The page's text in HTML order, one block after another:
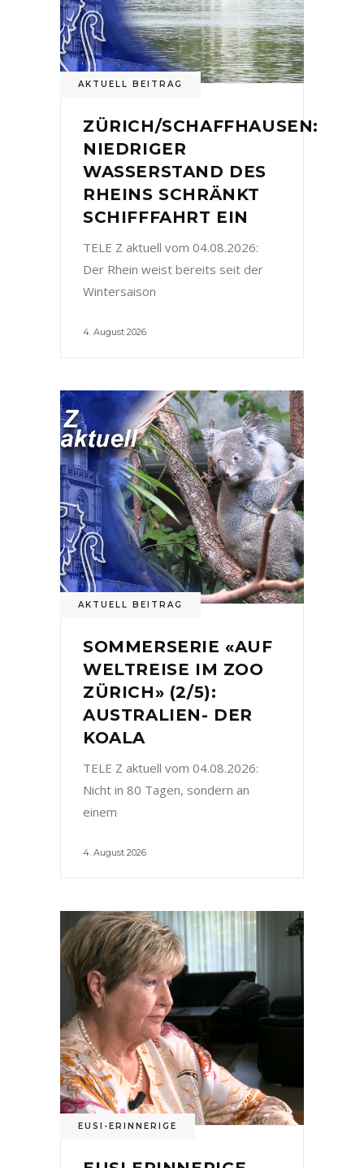
AKTUELL BEITRAG
ZÜRICH/SCHAFFHAUSEN:
NIEDRIGER
WASSERSTAND DES
RHEINS SCHRÄNKT
SCHIFFFAHRT EIN
TELE Z aktuell vom 04.08.2026:
Der Rhein weist bereits seit der
Wintersaison
4. August 2026
AKTUELL BEITRAG
SOMMERSERIE «AUF
WELTREISE IM ZOO
ZÜRICH» (2/5):
AUSTRALIEN- DER
KOALA
TELE Z aktuell vom 04.08.2026:
Nicht in 80 Tagen, sondern an
einem
4. August 2026
EUSI-ERINNERIGE